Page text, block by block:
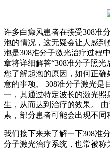
许多白癜风患者在接受308准
泡的情况，这无疑会让人感到
泡是308准分子激光治疗过程
章将详细解答“308准分子照
您了解起泡的原因，如何正
意的事项。 308准分子激光是
一，其通过特定波长的激光
生，从而达到治疗的效果。
素，部分患者可能会出现不同
我们接下来来了解一下308准
分子激光治疗系统，也常被称